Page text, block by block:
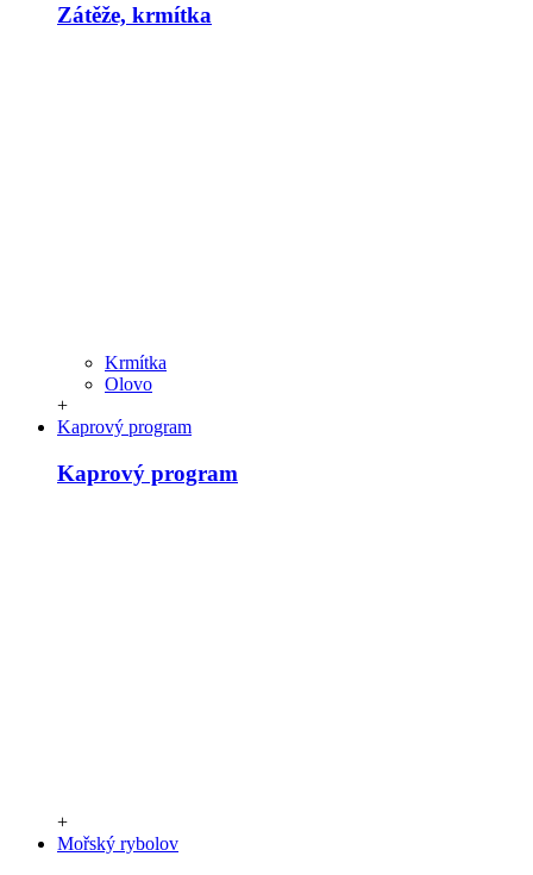
Zátěže, krmítka
Krmítka
Olovo
+
Kaprový program
Kaprový program
+
Mořský rybolov